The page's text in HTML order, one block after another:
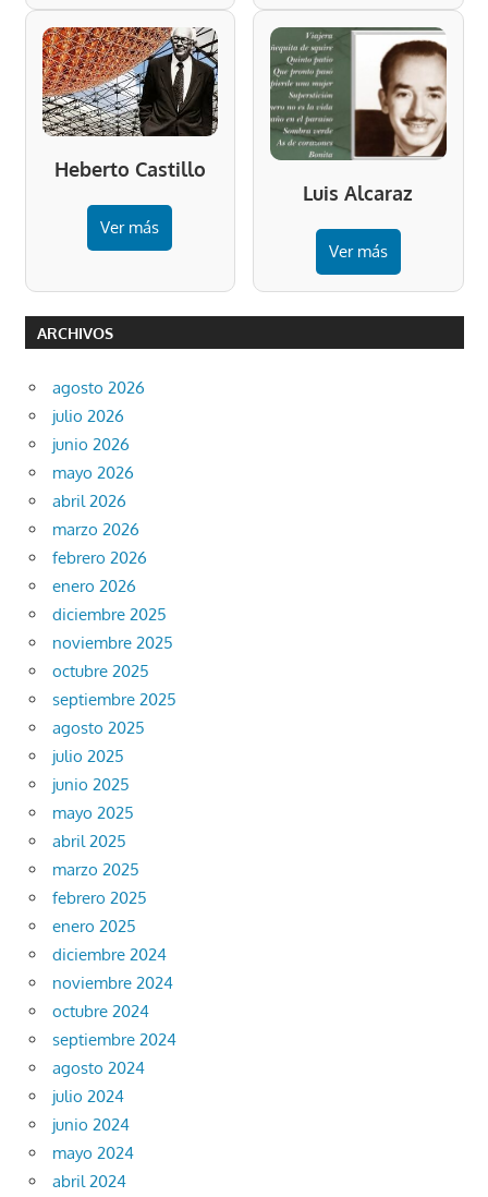
Heberto Castillo
Ver más
Luis Alcaraz
Ver más
ARCHIVOS
agosto 2026
julio 2026
junio 2026
mayo 2026
abril 2026
marzo 2026
febrero 2026
enero 2026
diciembre 2025
noviembre 2025
octubre 2025
septiembre 2025
agosto 2025
julio 2025
junio 2025
mayo 2025
abril 2025
marzo 2025
febrero 2025
enero 2025
diciembre 2024
noviembre 2024
octubre 2024
septiembre 2024
agosto 2024
julio 2024
junio 2024
mayo 2024
abril 2024